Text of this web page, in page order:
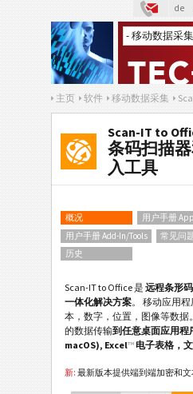
de
主页 软件 移动数据采集
Scan-IT to
条码扫描
入工具
概况
用户手册 App
用户手册 Add-In/Tools
常见问
历史
Scan-IT to Office 是 远程条形
一体化解决方案。 移动应用
本，数字，位置，图像等数据
的数据传输到任意桌面应用
macOS), Excel™电子表格，
新: 最新版本提供端到端加密和文